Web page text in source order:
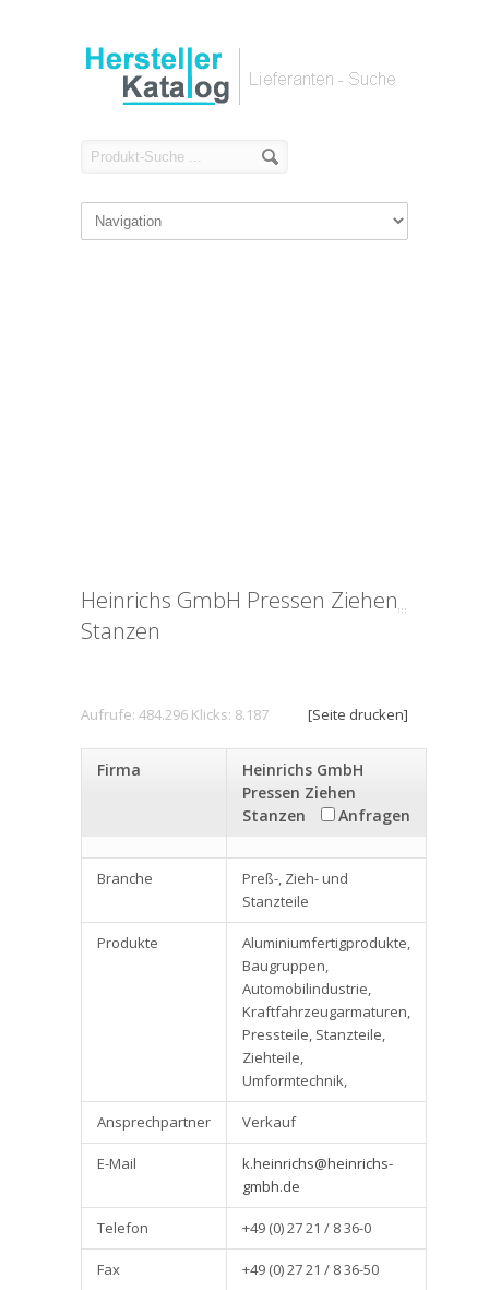
Heinrichs GmbH Pressen Ziehen
Stanzen
Aufrufe: 484.296 Klicks: 8.187 [Seite drucken]
Firma
Heinrichs GmbH
Pressen Ziehen
Stanzen
Anfragen
Branche
Preß-, Zieh- und
Stanzteile
Produkte
Aluminiumfertigprodukte,
Baugruppen,
Automobilindustrie,
Kraftfahrzeugarmaturen,
Pressteile, Stanzteile,
Ziehteile,
Umformtechnik,
Ansprechpartner Verkauf
E-Mail
k.heinrichs@heinrichs-
gmbh.de
Telefon +49 (0) 27 21 / 8 36-0
Fax +49 (0) 27 21 / 8 36-50